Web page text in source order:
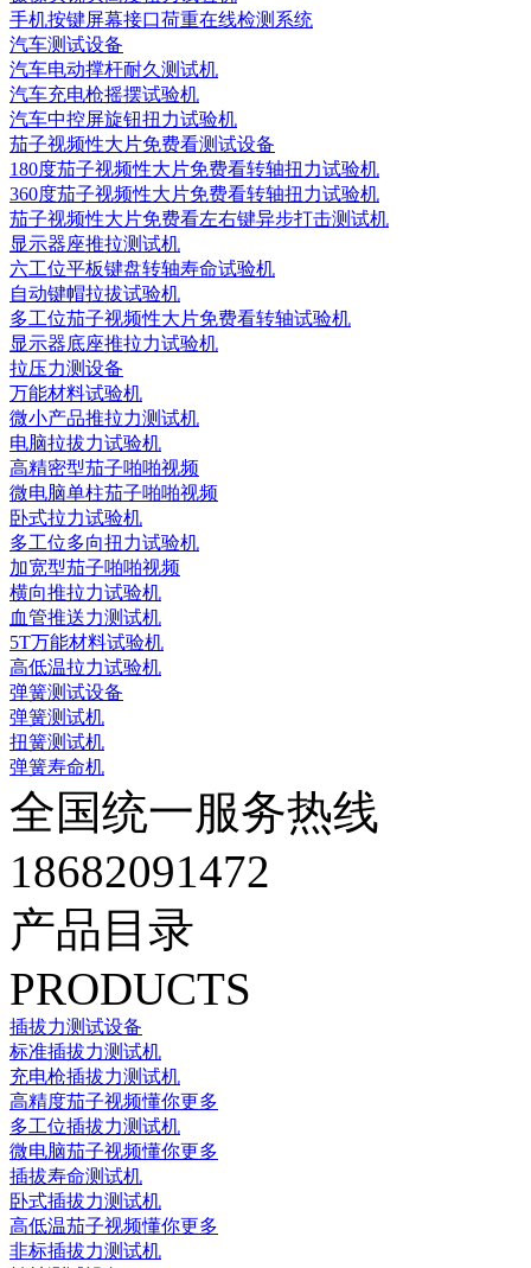
手机按键屏幕接口荷重在线检测系统
汽车测试设备
汽车电动撑杆耐久测试机
汽车充电枪摇摆试验机
汽车中控屏旋钮扭力试验机
茄子视频性大片免费看测试设备
180度茄子视频性大片免费看转轴扭力试验机
360度茄子视频性大片免费看转轴扭力试验机
茄子视频性大片免费看左右键异步打击测试机
显示器座推拉测试机
六工位平板键盘转轴寿命试验机
自动键帽拉拔试验机
多工位茄子视频性大片免费看转轴试验机
显示器底座推拉力试验机
拉压力测设备
万能材料试验机
微小产品推拉力测试机
电脑拉拔力试验机
高精密型茄子啪啪视频
微电脑单柱茄子啪啪视频
卧式拉力试验机
多工位多向扭力试验机
加宽型茄子啪啪视频
横向推拉力试验机
血管推送力测试机
5T万能材料试验机
高低温拉力试验机
弹簧测试设备
弹簧测试机
扭簧测试机
弹簧寿命机
全国统一服务热线
18682091472
产品目录
PRODUCTS
插拔力测试设备
标准插拔力测试机
充电枪插拔力测试机
高精度茄子视频懂你更多
多工位插拔力测试机
微电脑茄子视频懂你更多
插拔寿命测试机
卧式插拔力测试机
高低温茄子视频懂你更多
非标插拔力测试机